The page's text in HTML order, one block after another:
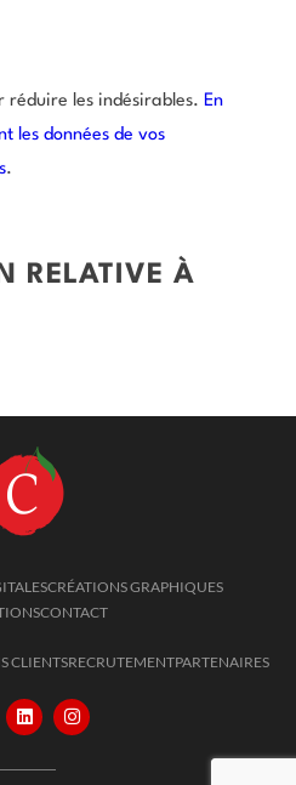
réduire les indésirables. En
les données de vos
.
RELATIVE À
CRÉATIONS GRAPHIQUES
CONTACT
CLIENTSRECRUTEMENTPARTENAIRES